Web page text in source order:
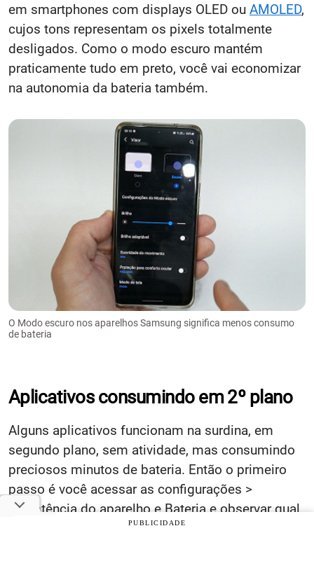
em smartphones com displays OLED ou AMOLED,
cujos tons representam os pixels totalmente
desligados. Como o modo escuro mantém
praticamente tudo em preto, você vai economizar
na autonomia da bateria também.
O Modo escuro nos aparelhos Samsung significa menos consumo
de bateria
Aplicativos consumindo em 2º plano
Alguns aplicativos funcionam na surdina, em
segundo plano, sem atividade, mas consumindo
preciosos minutos de bateria. Então o primeiro
passo é você acessar as configurações >
Assistência do aparelho e Bateria e observar qual
foi o aplicativo que você mais usou
PUBLICIDADE